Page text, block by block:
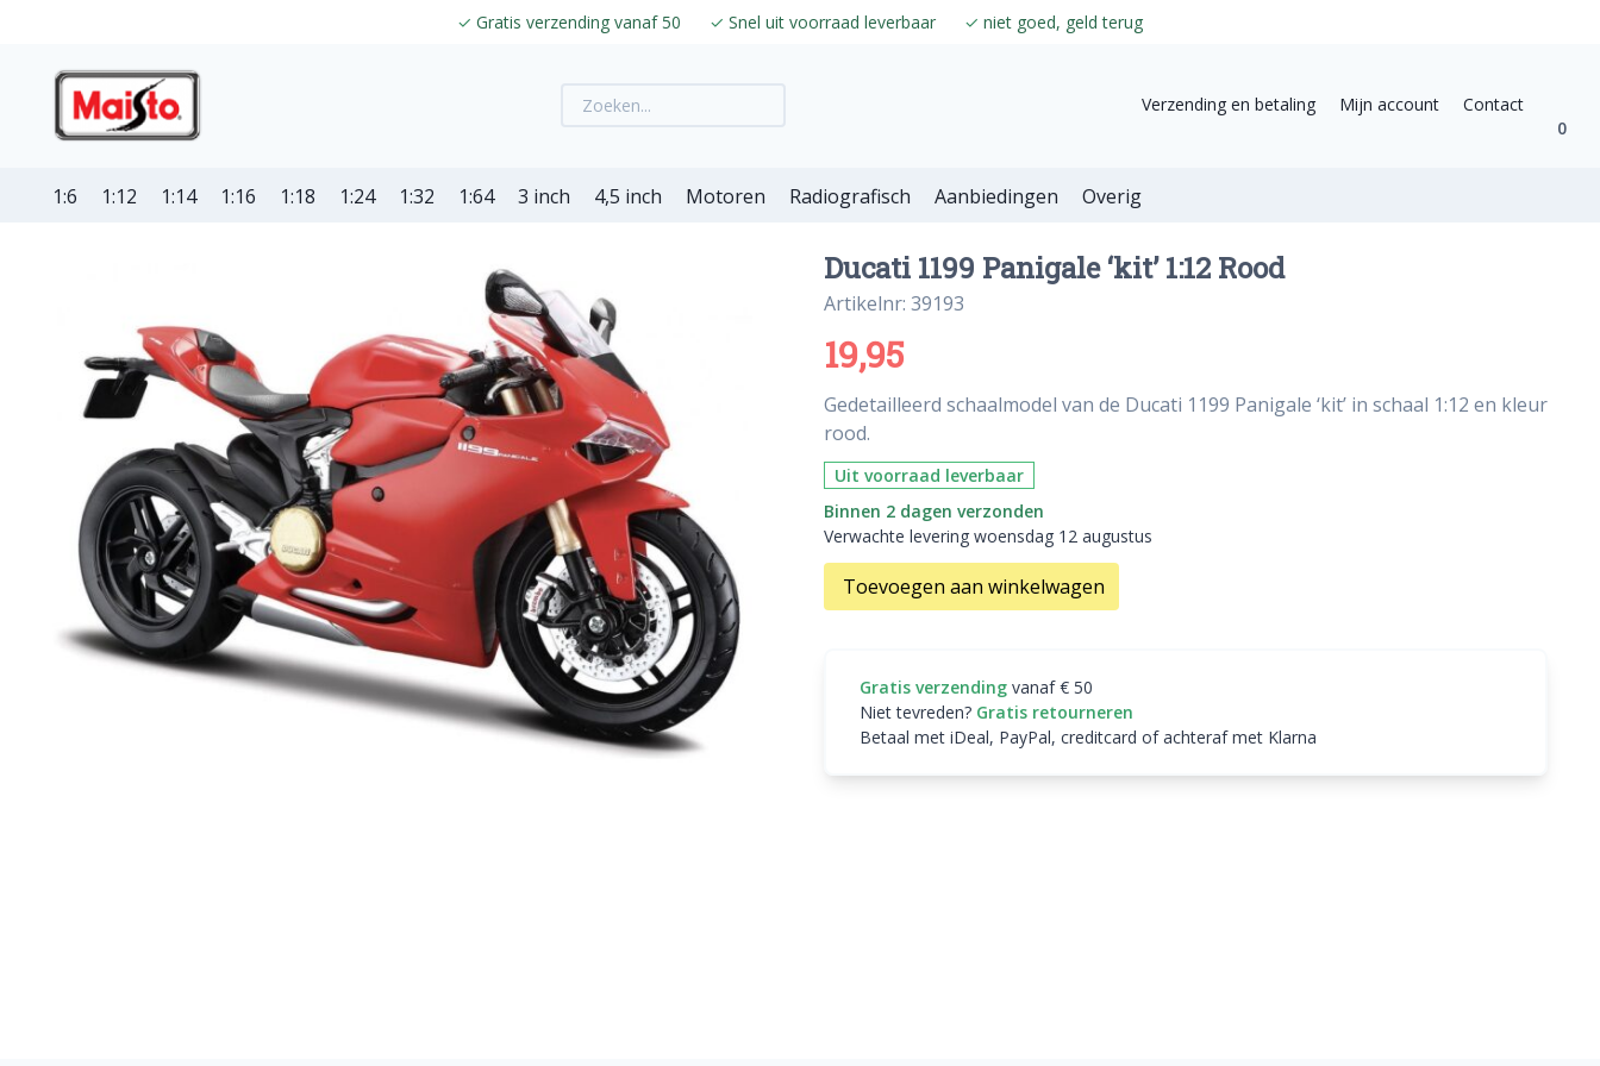
✓ Gratis verzending vanaf 50 ✓ Snel uit voorraad leverbaar ✓ niet goed, geld terug
Verzending en betaling Mijn account
Contact
0
1:6 1:12 1:14 1:16 1:18 1:24 1:32 1:64 3 inch 4,5 inch Motoren Radiografisch Aanbiedingen Overig
Ducati 1199 Panigale ‘kit’ 1:12 Rood
Artikelnr: 39193
19,95
Gedetailleerd schaalmodel van de Ducati 1199 Panigale ‘kit’ in schaal 1:12 en kleur
rood.
Uit voorraad leverbaar
Binnen 2 dagen verzonden
Verwachte levering woensdag 12 augustus
Toevoegen aan winkelwagen
Gratis verzending vanaf € 50
Niet tevreden? Gratis retourneren
Betaal met iDeal, PayPal, creditcard of achteraf met Klarna